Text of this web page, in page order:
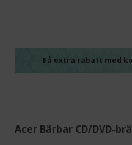
Få extra rabatt med
Acer Bärbar CD/DVD-